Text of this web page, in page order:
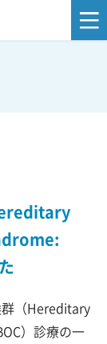
（Hereditary
）診療の一